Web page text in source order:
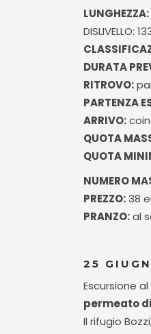
LUNGHEZZA:
DISLIVELLO:
DURATA
RITROVO:
PARTENZA
ARRIVO:
QUOTA
QUOTA
NUMERO
PREZZO:38
PRANZO:al
25
Escursione
permeato
Il rifugio